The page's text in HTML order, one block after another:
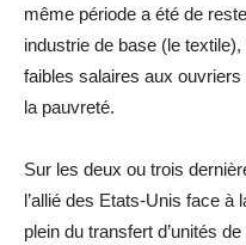
même période a été de
industrie de base (le
faibles salaires aux
la pauvreté.
Sur les deux ou trois
l’allié des Etats-Unis face à
plein du transfert d’unités